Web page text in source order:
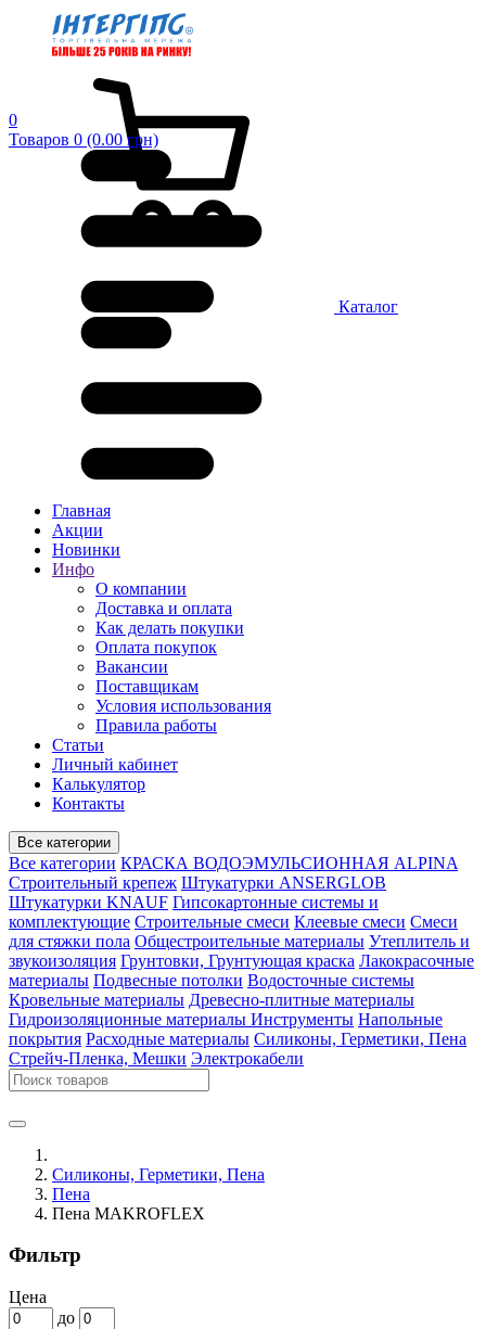
0
Товаров 0 (0.00 грн)
Каталог
Главная
Акции
Новинки
Инфо
О компании
Доставка и оплата
Как делать покупки
Оплата покупок
Вакансии
Поставщикам
Условия использования
Правила работы
Статьи
Личный кабинет
Калькулятор
Контакты
Все категории
Все категории КРАСКА ВОДОЭМУЛЬСИОННАЯ ALPINA
Строительный крепеж Штукатурки ANSERGLOB
Штукатурки KNAUF Гипсокартонные системы и
комплектующие Строительные смеси Клеевые смеси Смеси
для стяжки пола Общестроительные материалы Утеплитель и
звукоизоляция Грунтовки, Грунтующая краска Лакокрасочные
материалы Подвесные потолки Водосточные системы
Кровельные материалы Древесно-плитные материалы
Гидроизоляционные материалы Инструменты Напольные
покрытия Расходные материалы Силиконы, Герметики, Пена
Стрейч-Пленка, Мешки Электрокабели
Силиконы, Герметики, Пена
Пена
Пена MAKROFLEX
Фильтр
Цена
до